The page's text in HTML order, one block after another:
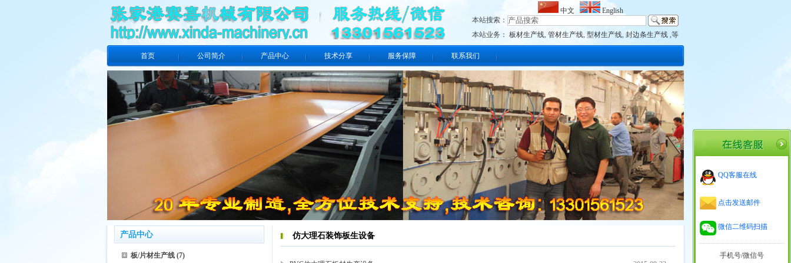
中文
English
本站搜索：
本站业务： 板材生产线, 管材生产线, 型材生产线, 封边条生产线 ,等
首页 公司简介 产品中心 技术分享 服务保障 联系我们
仿大理石装饰板生设备
产品中心
板/片材生产线(7)
QQ客服在线
点击发送邮件
微信二维码扫描
手机号/微信号